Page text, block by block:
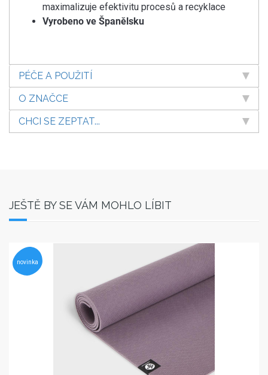
maximalizuje efektivitu procesů a recyklace
Vyrobeno ve Španělsku
PÉČE A POUŽITÍ
O ZNAČCE
CHCI SE ZEPTAT...
JEŠTĚ BY SE VÁM MOHLO LÍBIT
novinka